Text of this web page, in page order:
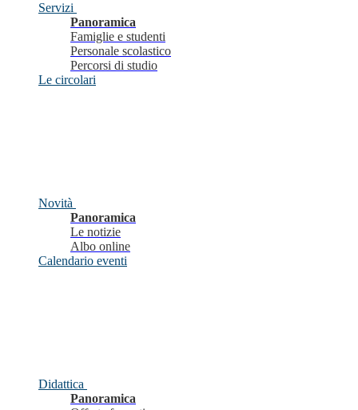
Servizi
Panoramica
Famiglie e studenti
Personale scolastico
Percorsi di studio
Le circolari
Novità
Panoramica
Le notizie
Albo online
Calendario eventi
Didattica
Panoramica